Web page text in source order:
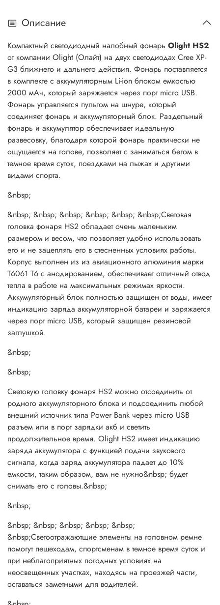
индикацию заряда аккумуляторной батареи и заряжается
заглушкой.
&nbsp;
&nbsp;
Световую головку фонаря HS2 можно отсоединить от
родного аккумуляторного блока и подсоединить любой
внешний источник типа Power Bank через micro USB
разъем или в порт зарядки акб и светить
продолжительное время. Olight HS2 имеет индикацию
заряда аккумулятора с функцией подачи звукового
сигнала, когда заряд аккумулятора падает до 10%
емкости, таким образом, вам не нужно&nbsp; будет
снимать его с головы.&nbsp;
&nbsp;
&nbsp; &nbsp; &nbsp; &nbsp; &nbsp;
&nbsp;Светоотражаютщие элементы на головном ремне
помогут пешеходам, спортсменам в темное время суток и
при неблагоприятных погодных условиях на
неосвещенных участках, находясь на проезжей части,
оставаться заметными для водителей.
&nbsp;
Технические характеристики
&nbsp;
Источник света &mdash; 2 светодиода Cree XP-G3
CW.
Срок службы светодиодов &mdash; 50000 часов
(около 5 лет).
Мощность светового потока &mdash; 400 люмен.
Дальность светового потока &mdash; 85 метров.
Интенсивность светового потока: 1,800 Candela.
Линза &mdash; акриловая высокотемпературная TIR
оптика с широким и узким светом.
Питание &mdash; Li-ion аккумулятор 2000 mAh 3.7 V.
Полная зарядка производится примерно за 2-3
часа.
Цифровая стабилизация работы на всех режимах
яркости.
Индикация заряда аккумуляторного блока &mdash;
четырех уровневая световая на батарейном блоке.
Количество режимов &mdash; 6: 4 режима яркости и
SOS и маяк.
Интеллектуальная схема управляющего драйвера.
Описание
Компактный светодиодный налобный фонарь Olight HS2
от компании Olight (Олайт) на двух светодиодах Cree XP-
G3 ближнего и дальнего действия. Фонарь поставляется
в комплекте с аккумуляторным Li-ion блоком емкостью
2000 мАч, который заряжается через порт micro USB.
Фонарь управляется пультом на шнуре, который
соединяет фонарь и аккумуляторный блок. Раздельный
фонарь и аккумулятор обеспечивает идеальную
развесовку, благодаря которой фонарь практически не
ощущается на голове, позволяет с заниматься бегом в
темное время суток, поездками на лыжах и другими
видами спорта.
&nbsp;
&nbsp; &nbsp; &nbsp; &nbsp; &nbsp; &nbsp;Световая
головка фонаря HS2 обладает очень маленьким
размером и весом, что позволяет удобно использовать
его и не зацеплять его в стесненных условиях работы.
Корпус выполнен из из авиационного алюминия марки
Т6061 T6 с анодированием, обеспечивает отличный отвод
тепла в работе на максимальных режимах яркости.
Аккумуляторный блок полностью защищен от воды, имеет
индикацию заряда аккумуляторной батареи и заряжается
через порт micro USB, который защищен резиновой
заглушкой.
&nbsp;
&nbsp;
Световую головку фонаря HS2 можно отсоединить от
родного аккумуляторного блока и подсоединить любой
внешний источник типа Power Bank через micro USB
разъем или в порт зарядки акб и светить
продолжительное время. Olight HS2 имеет индикацию
заряда аккумулятора с функцией подачи звукового
сигнала, когда заряд аккумулятора падает до 10%
емкости, таким образом, вам не нужно&nbsp; будет
снимать его с головы.&nbsp;
&nbsp;
&nbsp; &nbsp; &nbsp; &nbsp; &nbsp;
&nbsp;Светоотражаютщие элементы на головном ремне
помогут пешеходам, спортсменам в темное время суток и
при неблагоприятных погодных условиях на
неосвещенных участках, находясь на проезжей части,
оставаться заметными для водителей.